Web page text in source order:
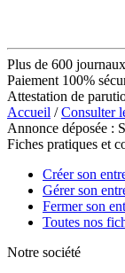
Plus de 600
Paiement 100%
Attestation de
Accueil /Consulter
Annonce déposée :
Fiches pratiques et
Créer son
Gérer son
Fermer son
Toutes nos
Notre société